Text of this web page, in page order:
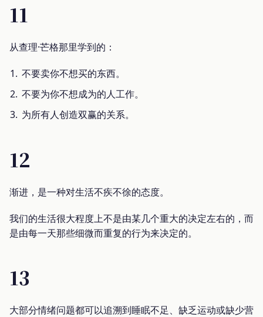
11
从查理·芒格那里学到的：
不要卖你不想买的东西。
不要为你不想成为的人工作。
为所有人创造双赢的关系。
12
渐进，是一种对生活不疾不徐的态度。
我们的生活很大程度上不是由某几个重大的决定左右的，而
是由每一天那些细微而重复的行为来决定的。
13
大部分情绪问题都可以追溯到睡眠不足、缺乏运动或缺少营